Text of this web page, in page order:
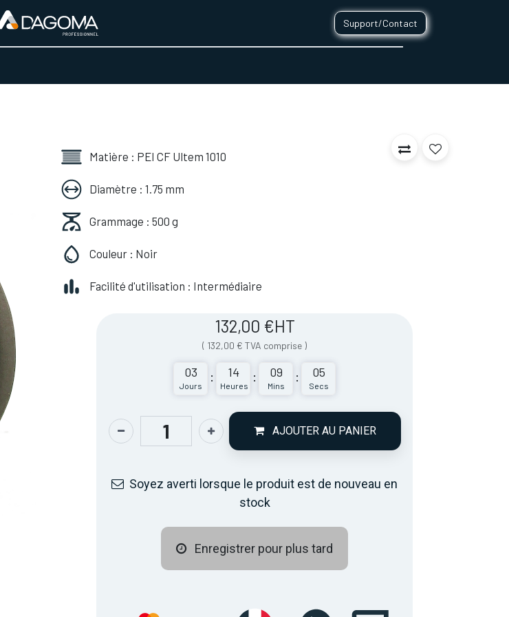
Support/Contact
Matière : PEI CF Ultem 1010
Diamètre : 1.75 mm
Grammage : 500 g
Couleur : Noir
Facilité d'utilisation : Intermédiaire
132,00 €HT
( 132,00 € TVA comprise )
03
Jours
: 14
Heures
: 09
Mins
: 05
Secs
AJOUTER AU PANIER
Soyez averti lorsque le produit est de nouveau en
stock
Enregistrer pour plus tard